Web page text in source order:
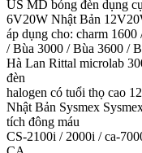
US MD bóng đèn dụng
6V20W Nhật Bản
áp dụng cho: charm
/ Bùa 3000 / Bùa 3600 /
Hà Lan Rittal microlab
đèn
halogen có tuổi thọ cao
Nhật Bản Sysmex
tích đông máu
CS-2100i / 2000i / ca-